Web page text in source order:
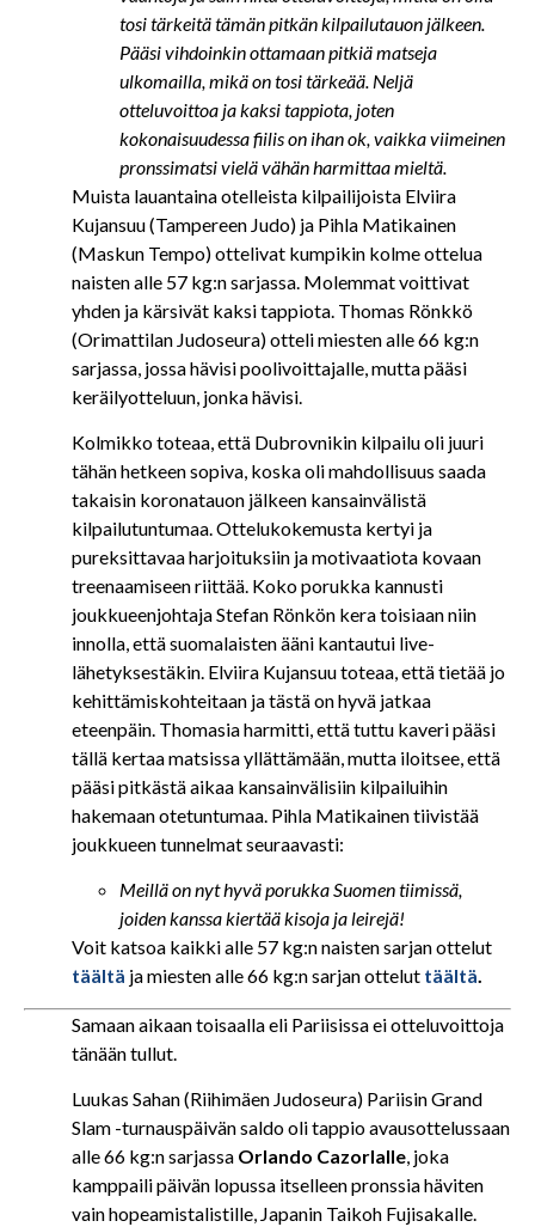
tosi tärkeitä tämän pitkän kilpailutauon jälkeen.
Pääsi vihdoinkin ottamaan pitkiä matseja
ulkomailla, mikä on tosi tärkeää. Neljä
otteluvoittoa ja kaksi tappiota, joten
kokonaisuudessa fiilis on ihan ok, vaikka viimeinen
pronssimatsi vielä vähän harmittaa mieltä.
Muista lauantaina otelleista kilpailijoista Elviira
Kujansuu (Tampereen Judo) ja Pihla Matikainen
(Maskun Tempo) ottelivat kumpikin kolme ottelua
naisten alle 57 kg:n sarjassa. Molemmat voittivat
yhden ja kärsivät kaksi tappiota. Thomas Rönkkö
(Orimattilan Judoseura) otteli miesten alle 66 kg:n
sarjassa, jossa hävisi poolivoittajalle, mutta pääsi
keräilyotteluun, jonka hävisi.
Kolmikko toteaa, että Dubrovnikin kilpailu oli juuri
tähän hetkeen sopiva, koska oli mahdollisuus saada
takaisin koronatauon jälkeen kansainvälistä
kilpailutuntumaa. Ottelukokemusta kertyi ja
pureksittavaa harjoituksiin ja motivaatiota kovaan
treenaamiseen riittää. Koko porukka kannusti
joukkueenjohtaja Stefan Rönkön kera toisiaan niin
innolla, että suomalaisten ääni kantautui live-
lähetyksestäkin. Elviira Kujansuu toteaa, että tietää jo
kehittämiskohteitaan ja tästä on hyvä jatkaa
eteenpäin. Thomasia harmitti, että tuttu kaveri pääsi
tällä kertaa matsissa yllättämään, mutta iloitsee, että
pääsi pitkästä aikaa kansainvälisiin kilpailuihin
hakemaan otetuntumaa. Pihla Matikainen tiivistää
joukkueen tunnelmat seuraavasti:
Meillä on nyt hyvä porukka Suomen tiimissä,
joiden kanssa kiertää kisoja ja leirejä!
Voit katsoa kaikki alle 57 kg:n naisten sarjan ottelut
täältä ja miesten alle 66 kg:n sarjan ottelut täältä.
Samaan aikaan toisaalla eli Pariisissa ei otteluvoittoja
tänään tullut.
Luukas Sahan (Riihimäen Judoseura) Pariisin Grand
Slam -turnauspäivän saldo oli tappio avausottelussaan
alle 66 kg:n sarjassa Orlando Cazorlalle, joka
kamppaili päivän lopussa itselleen pronssia häviten
vain hopeamistalistille, Japanin Taikoh Fujisakalle.